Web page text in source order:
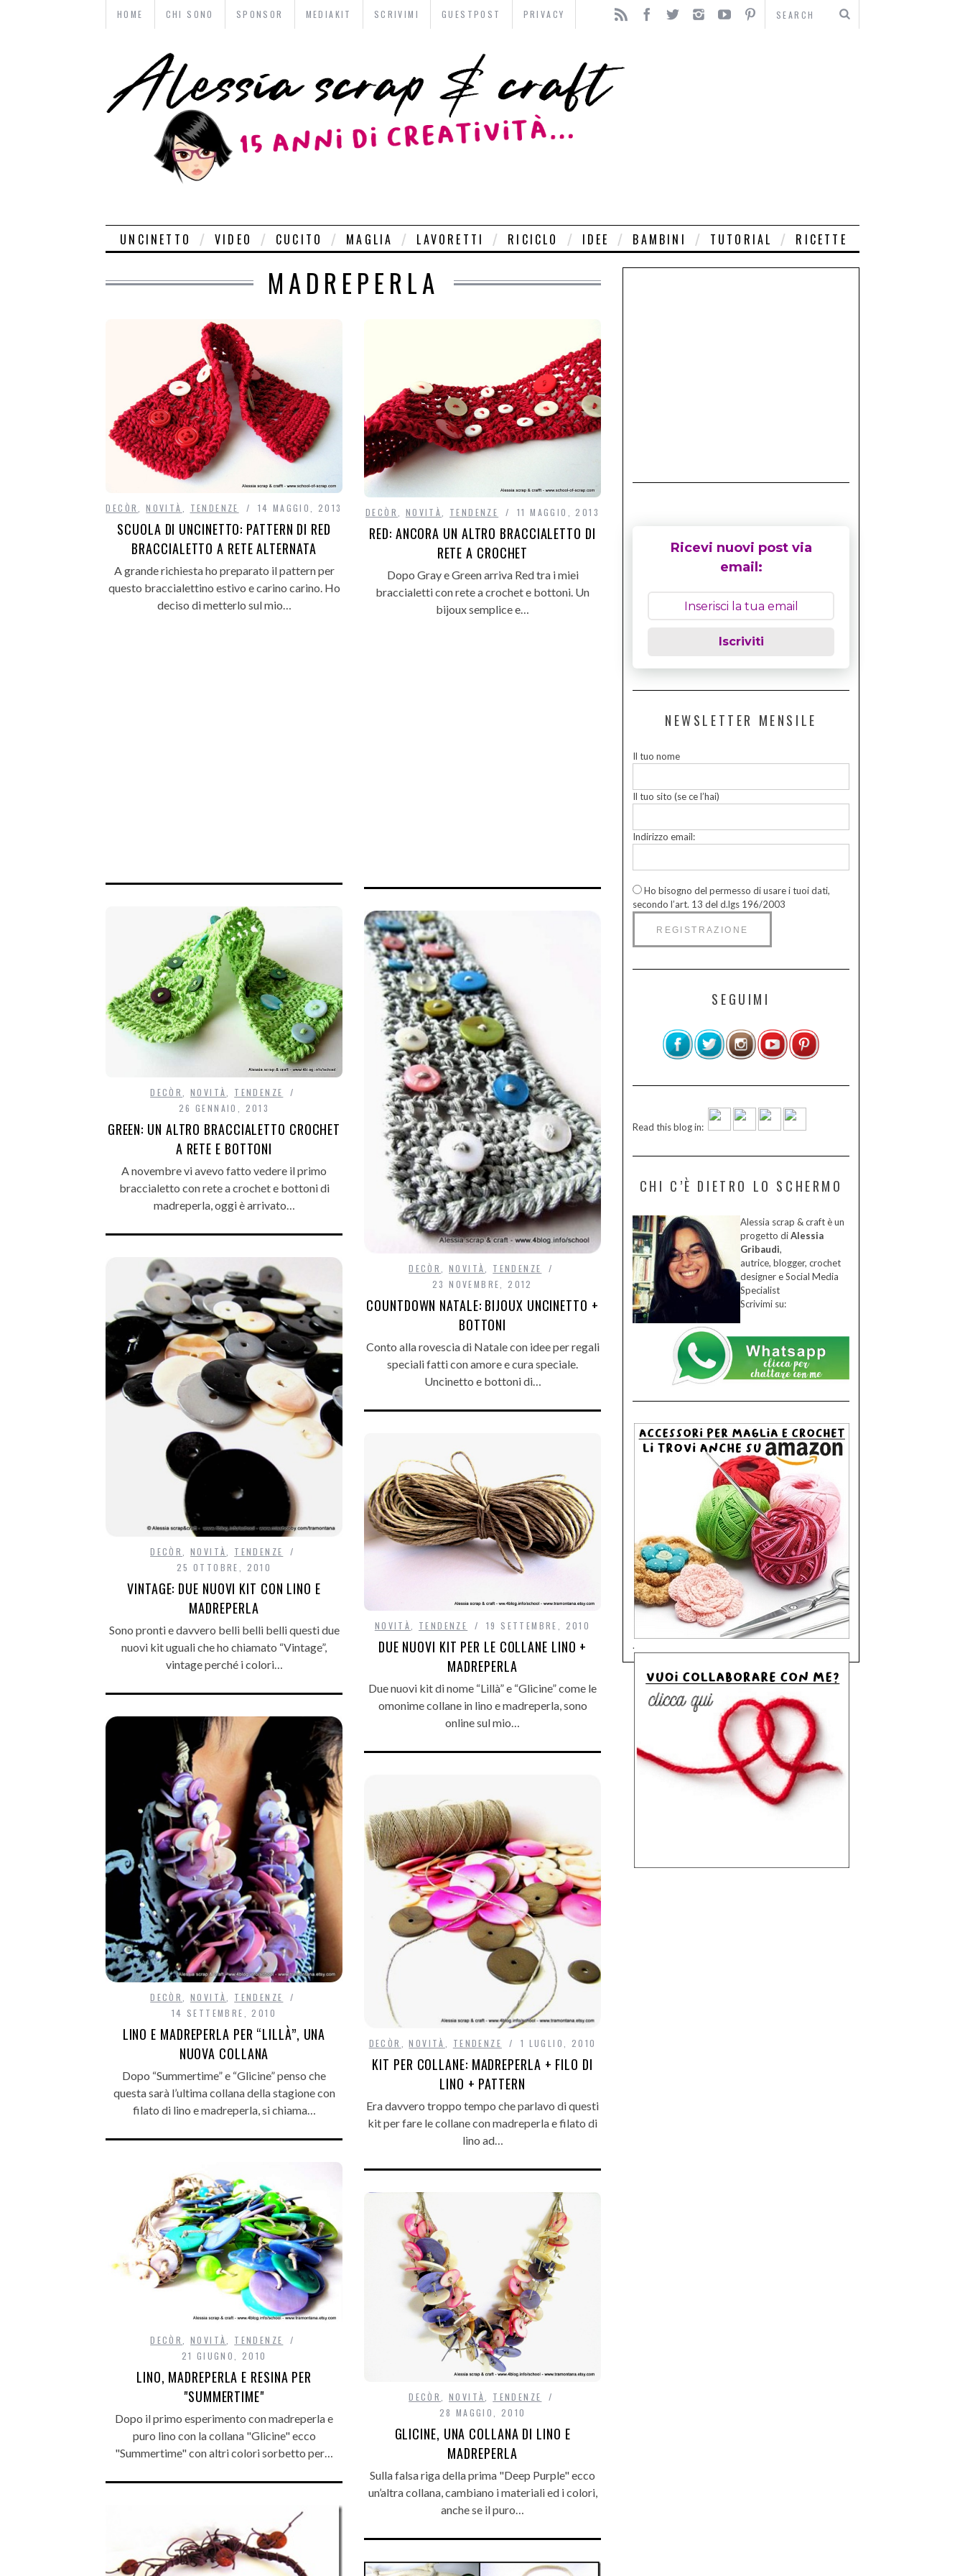
HOME CHI SONO SPONSOR MEDIAKIT SCRIVIMI GUESTPOST PRIVACY
UNCINETTO VIDEO CUCITO MAGLIA LAVORETTI RICICLO IDEE BAMBINI TUTORIAL RICETTE
MADREPERLA
DECÒR ,NOVITÀ TENDENZE 14 MAGGIO, 2013
SCUOLA DI UNCINETTO: PATTERN DI RED
BRACCIALETTO A RETE ALTERNATA
A grande richiesta ho preparato il pattern per
questo braccialettino estivo e carino carino. Ho
deciso di metterlo sul mio…
DECÒR NOVITÀ TENDENZE 11 MAGGIO, 2013
RED: ANCORA UN ALTRO BRACCIALETTO DI
RETE A CROCHET
Dopo Gray e Green arriva Red tra i miei
braccialetti con rete a crochet e bottoni. Un
bijoux semplice e…
DECÒR NOVITÀ
TENDENZE
26 GENNAIO, 2013
GREEN: UN ALTRO BRACCIALETTO CROCHET
A RETE E BOTTONI
A novembre vi avevo fatto vedere il primo
braccialetto con rete a crochet e bottoni di
madreperla, oggi è arrivato…
DECÒR NOVITÀ
TENDENZE
23 NOVEMBRE, 2012
COUNTDOWN NATALE: BIJOUX UNCINETTO +
BOTTONI
Conto alla rovescia di Natale con idee per regali
speciali fatti con amore e cura speciale.
Uncinetto e bottoni di…
DECÒR NOVITÀ
TENDENZE
25 OTTOBRE, 2010
VINTAGE: DUE NUOVI KIT CON LINO E
MADREPERLA
Sono pronti e davvero belli belli belli questi due
nuovi kit uguali che ho chiamato “Vintage”,
vintage perché i colori…
NOVITÀ TENDENZE 19 SETTEMBRE, 2010
DUE NUOVI KIT PER LE COLLANE LINO +
MADREPERLA
Due nuovi kit di nome “Lillà” e “Glicine” come le
omonime collane in lino e madreperla, sono
online sul mio…
DECÒR NOVITÀ
TENDENZE
14 SETTEMBRE, 2010
LINO E MADREPERLA PER “LILLÀ”, UNA
NUOVA COLLANA
Dopo “Summertime” e “Glicine” penso che
questa sarà l’ultima collana della stagione con
filato di lino e madreperla, si chiama…
DECÒR ,NOVITÀ TENDENZE 1 LUGLIO, 2010
KIT PER COLLANE: MADREPERLA + FILO DI
LINO + PATTERN
Era davvero troppo tempo che parlavo di questi
kit per fare le collane con madreperla e filato di
lino ad…
DECÒR NOVITÀ
TENDENZE
21 GIUGNO, 2010
LINO, MADREPERLA E RESINA PER
"SUMMERTIME"
Dopo il primo esperimento con madreperla e
puro lino con la collana "Glicine" ecco
"Summertime" con altri colori sorbetto per…
DECÒR NOVITÀ
TENDENZE
28 MAGGIO, 2010
GLICINE, UNA COLLANA DI LINO E
MADREPERLA
Sulla falsa riga della prima "Deep Purple" ecco
un’altra collana, cambiano i materiali ed i colori,
anche se il puro…
Ricevi nuovi post via
email:
Iscriviti
NEWSLETTER MENSILE
Il tuo nome
Il tuo sito (se ce l’hai)
Indirizzo email:
Ho bisogno del permesso di usare i tuoi dati,
secondo l’art. 13 del d.lgs 196/2003
SEGUIMI
Read this blog in:
CHI C’È DIETRO LO SCHERMO
Alessia scrap & craft è un
progetto diAlessia
Gribaudi,
autrice, blogger, crochet
designer e Social Media
Specialist
Scrivimi su:
.